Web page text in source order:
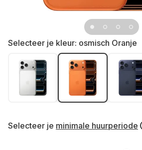
Selecteer je kleur: osmisch Oranje
Selecteer je minimale huurperiode